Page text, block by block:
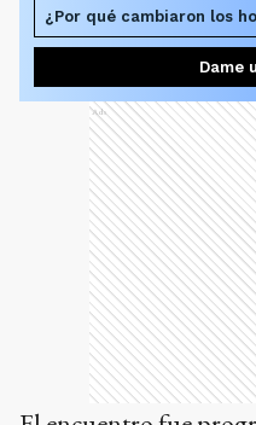
¿Por qué cambiaron los
Dame
Ads